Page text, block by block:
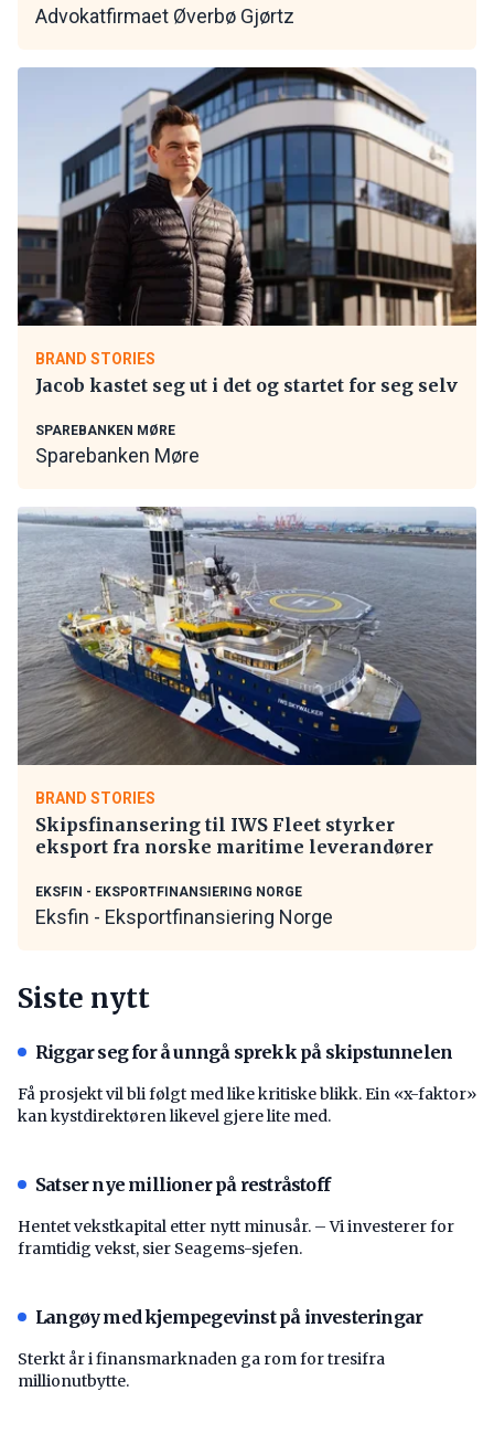
Advokatfirmaet Øverbø Gjørtz
BRAND STORIES
Jacob kastet seg ut i det og startet for seg selv
SPAREBANKEN MØRE
Sparebanken Møre
BRAND STORIES
Skipsfinansering til IWS Fleet styrker
eksport fra norske maritime leverandører
EKSFIN - EKSPORTFINANSIERING NORGE
Eksfin - Eksportfinansiering Norge
Siste nytt
Riggar seg for å unngå sprekk på skipstunnelen
Få prosjekt vil bli følgt med like kritiske blikk. Ein «x-faktor»
kan kystdirektøren likevel gjere lite med.
Satser nye millioner på restråstoff
Hentet vekstkapital etter nytt minusår. – Vi investerer for
framtidig vekst, sier Seagems-sjefen.
Langøy med kjempegevinst på investeringar
Sterkt år i finansmarknaden ga rom for tresifra
millionutbytte.